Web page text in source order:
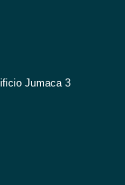
Jumaca 3